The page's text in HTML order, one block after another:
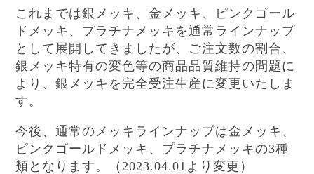
これまでは銀メッキ、金メッキ、ピンクゴール
ドメッキ、プラチナメッキを通常ラインナップ
として展開してきましたが、ご注文数の割合、
銀メッキ特有の変色等の商品品質維持の問題に
より、銀メッキを完全受注生産に変更いたしま
す。
今後、通常のメッキラインナップは金メッキ、
ピンクゴールドメッキ、プラチナメッキの3種
類となります。（ 2023.04.01 より変更）